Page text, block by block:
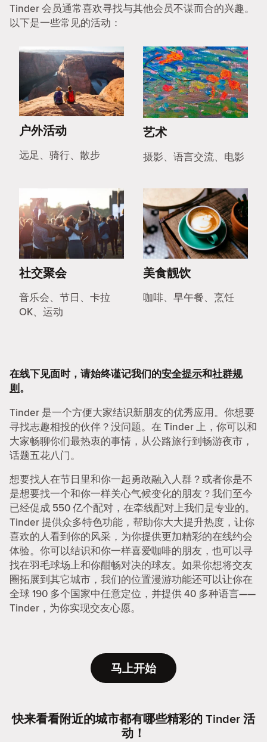
Tinder 会员通常喜欢寻找与其他会员不谋而合的兴趣。
以下是一些常见的活动：
户外活动
远足、骑行、散步
艺术
摄影、语言交流、电影
社交聚会
音乐会、节日、卡拉
OK、运动
美食靓饮
咖啡、早午餐、烹饪
在线下见面时，请始终谨记我们的安全提示和社群规
则。
Tinder 是一个方便大家结识新朋友的优秀应用。你想要
寻找志趣相投的伙伴？没问题。在 Tinder 上，你可以和
大家畅聊你们最热衷的事情，从公路旅行到畅游夜市，
话题五花八门。
想要找人在节日里和你一起勇敢融入人群？或者你是不
是想要找一个和你一样关心气候变化的朋友？我们至今
已经促成 550 亿个配对，在牵线配对上我们是专业的。
Tinder 提供众多特色功能，帮助你大大提升热度，让你
喜欢的人看到你的风采，为你提供更加精彩的在线约会
体验。你可以结识和你一样喜爱咖啡的朋友，也可以寻
找在羽毛球场上和你酣畅对决的球友。如果你想将交友
圈拓展到其它城市，我们的位置漫游功能还可以让你在
全球 190 多个国家中任意定位，并提供 40 多种语言——
Tinder，为你实现交友心愿。
马上开始
快来看看附近的城市都有哪些精彩的 Tinder 活
动！